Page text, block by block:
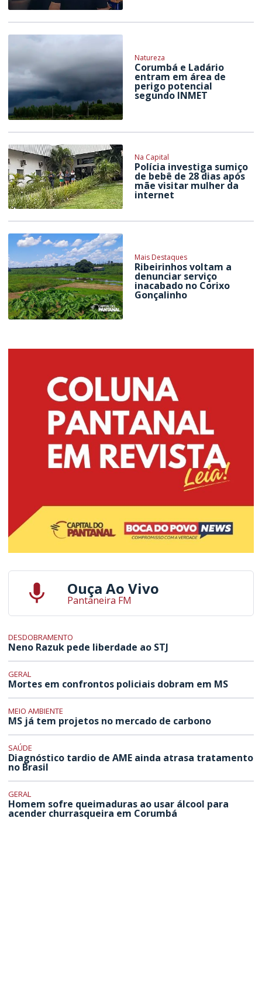
Natureza
Corumbá e Ladário
entram em área de
perigo potencial
segundo INMET
Na Capital
Polícia investiga sumiço
de bebê de 28 dias após
mãe visitar mulher da
internet
Mais Destaques
Ribeirinhos voltam a
denunciar serviço
inacabado no Corixo
Gonçalinho
Ouça Ao Vivo
Pantaneira FM
DESDOBRAMENTO
Neno Razuk pede liberdade ao STJ
GERAL
Mortes em confrontos policiais dobram em MS
MEIO AMBIENTE
MS já tem projetos no mercado de carbono
SAÚDE
Diagnóstico tardio de AME ainda atrasa tratamento
no Brasil
GERAL
Homem sofre queimaduras ao usar álcool para
acender churrasqueira em Corumbá